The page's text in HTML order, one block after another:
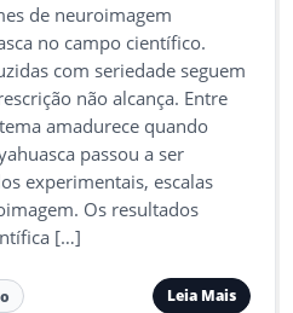
de neuroimagem
no campo científico.
com seriedade seguem
não alcança. Entre
amadurece quando
passou a ser
experimentais, escalas
Os resultados
[…]
Leia Mais